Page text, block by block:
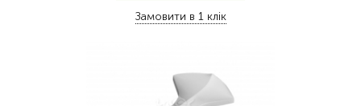
Замовити в 1 клік